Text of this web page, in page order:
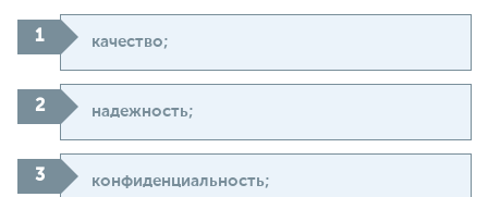
качество;
надежность;
конфиденциальность;